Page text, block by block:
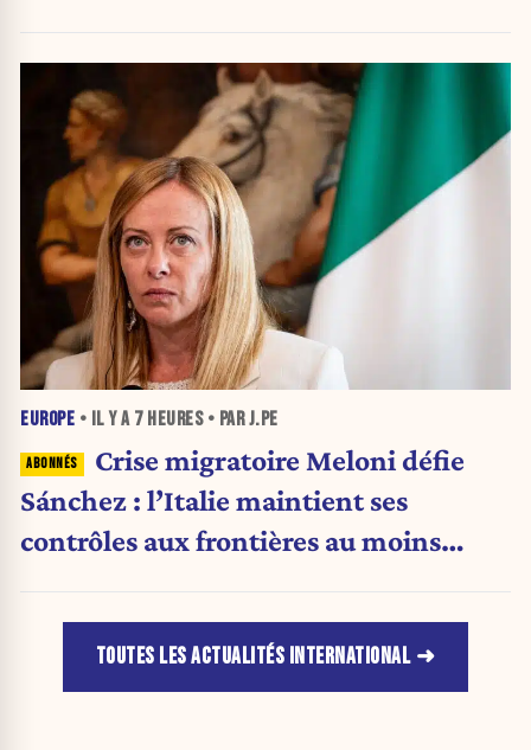
EUROPE • IL Y A 7 HEURES• PAR J.PE
Crise migratoire Meloni défie
Sánchez : l’Italie maintient ses
contrôles aux frontières au moins
TOUTES LES ACTUALITÉS INTERNATIONAL